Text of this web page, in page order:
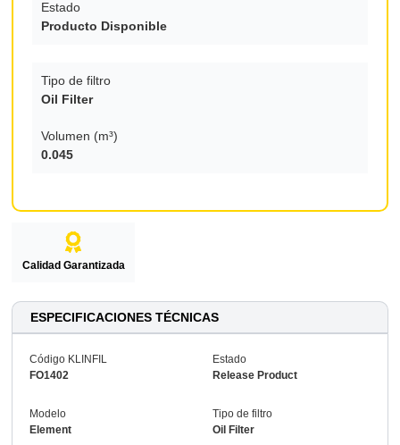
Estado
Producto Disponible
Tipo de filtro
Oil Filter
Volumen (m³)
0.045
Calidad Garantizada
ESPECIFICACIONES TÉCNICAS
Código KLINFIL
FO1402
Estado
Release Product
Modelo
Element
Tipo de filtro
Oil Filter